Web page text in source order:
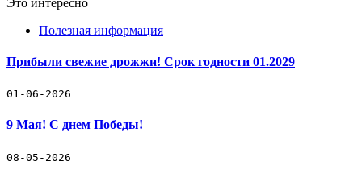
Полезная информация
Прибыли свежие дрожжи! Срок годности 01.2029
01-06-2026
9 Мая! С днем Победы!
08-05-2026